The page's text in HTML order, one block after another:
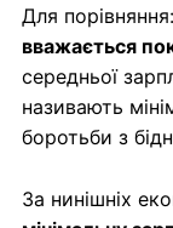
Для
вважається
середньої
називають
боротьби з
За нинішніх